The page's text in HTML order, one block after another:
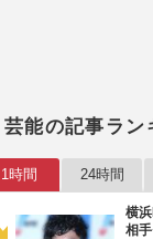
芸能の記事ラン
1時間 24時間
横
相